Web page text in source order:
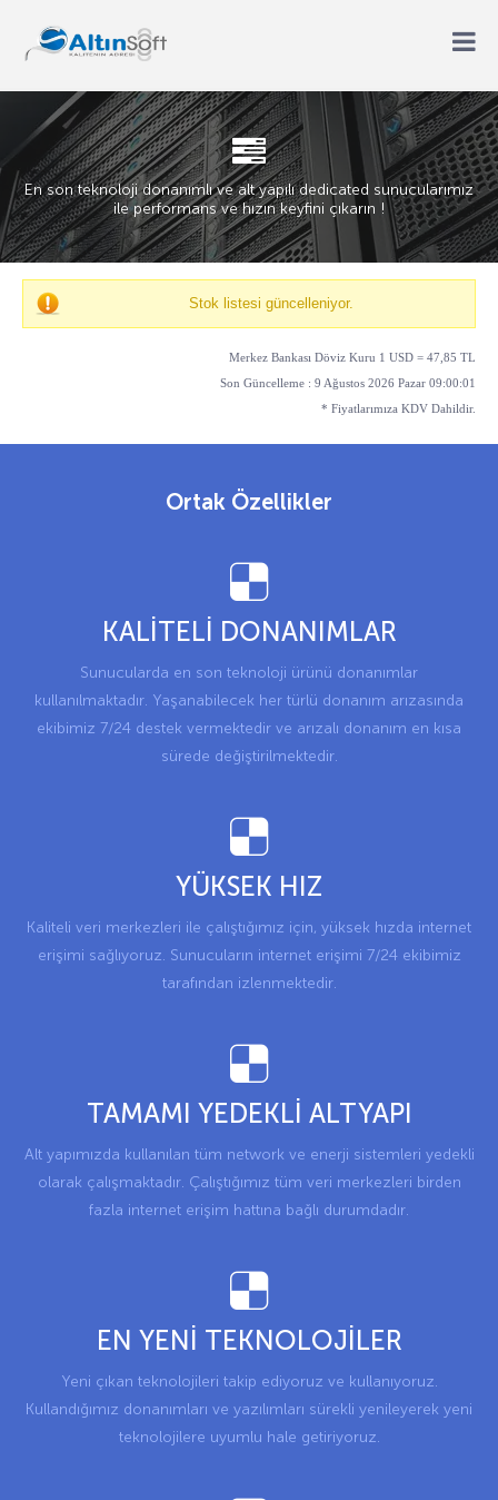
En son teknoloji donanımlı ve alt yapılı dedicated sunucularımız
ile performans ve hızın keyfini çıkarın !
Stok listesi güncelleniyor.
Merkez Bankası Döviz Kuru 1 USD = 47,85 TL
Son Güncelleme : 9 Ağustos 2026 Pazar 09:00:01
* Fiyatlarımıza KDV Dahildir.
Ortak Özellikler
KALİTELİ DONANIMLAR
Sunucularda en son teknoloji ürünü donanımlar
kullanılmaktadır. Yaşanabilecek her türlü donanım arızasında
ekibimiz 7/24 destek vermektedir ve arızalı donanım en kısa
sürede değiştirilmektedir.
YÜKSEK HIZ
Kaliteli veri merkezleri ile çalıştığımız için, yüksek hızda internet
erişimi sağlıyoruz. Sunucuların internet erişimi 7/24 ekibimiz
tarafından izlenmektedir.
TAMAMI YEDEKLİ ALTYAPI
Alt yapımızda kullanılan tüm network ve enerji sistemleri yedekli
olarak çalışmaktadır. Çalıştığımız tüm veri merkezleri birden
fazla internet erişim hattına bağlı durumdadır.
EN YENİ TEKNOLOJİLER
Yeni çıkan teknolojileri takip ediyoruz ve kullanıyoruz.
Kullandığımız donanımları ve yazılımları sürekli yenileyerek yeni
teknolojilere uyumlu hale getiriyoruz.